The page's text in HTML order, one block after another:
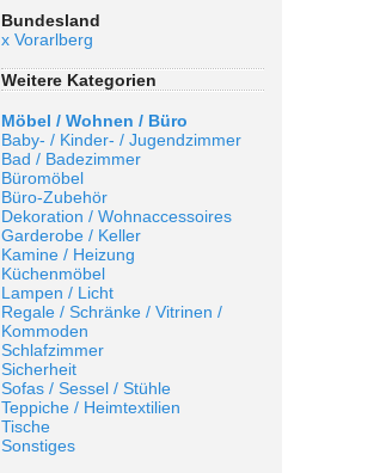
Bundesland
x Vorarlberg
Weitere Kategorien
Möbel / Wohnen / Büro
Baby- / Kinder- / Jugendzimmer
Bad / Badezimmer
Büromöbel
Büro-Zubehör
Dekoration / Wohnaccessoires
Garderobe / Keller
Kamine / Heizung
Küchenmöbel
Lampen / Licht
Regale / Schränke / Vitrinen /
Kommoden
Schlafzimmer
Sicherheit
Sofas / Sessel / Stühle
Teppiche / Heimtextilien
Tische
Sonstiges